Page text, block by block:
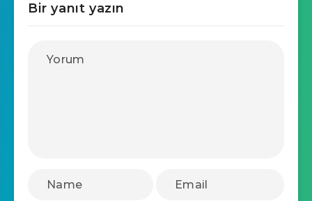
Bir yanıt yazın